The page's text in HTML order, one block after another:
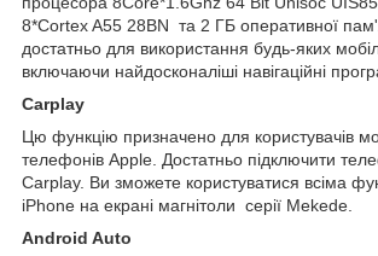
8*Cortex A55 28BN та 2 ГБ оперативної
достатньо для використання будь-яких
включаючи найдосконаліші навігаційні
Carplay
Цю функцію призначено для користувачів
телефонів Apple. Достатньо підключити
Carplay. Ви зможете користуватися всіма
iPhone на екрані магнітоли серії Mekede.
Android Auto